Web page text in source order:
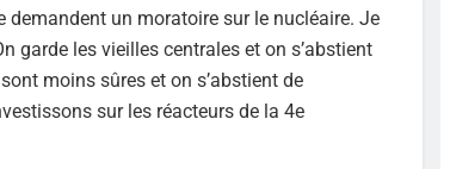
demandent un moratoire sur le nucléaire. Je
garde les vieilles centrales et on s’abstient
moins sûres et on s’abstient de
sur les réacteurs de la 4e